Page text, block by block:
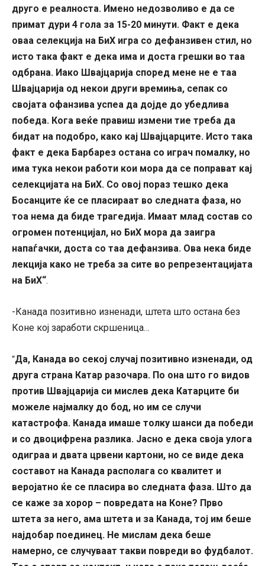
друго е реалноста. Имено недозволиво е да се
примат дури 4 гола за 15-20 минути. Факт е дека
оваа селекција на БиХ игра со дефанзивен стил, но
исто така факт е дека има и доста грешки во таа
одбрана. Иако Швајцарија според мене не е таа
Швајцарија од некои други времиња, сепак со
својата офанзива успеа да дојде до убедлива
победа. Кога веќе правиш измени тие треба да
бидат на подобро, како кај Швајцарците. Исто така
факт е дека Барбарез остана со играч помалку, но
има тука некои работи кои мора да се поправат кај
селекцијата на БиХ. Со овој пораз тешко дека
Босанците ќе се пласираат во следната фаза, но
тоа нема да биде трагедија. Имаат млад состав со
огромен потенцијал, но БиХ мора да заигра
напаѓачки, доста со таа дефанзива. Ова нека биде
лекција како не треба за сите во репрезентацијата
на БиХ“.
-Канада позитивно изненади, штета што остана без
Коне кој заработи скршеница…
“Да, Канада во секој случај позитивно изненади, од
друга страна Катар разочара. По она што го видов
против Швајцарија си мислев дека Катарците би
можеле најмалку до бод, но им се случи
катастрофа. Канада имаше толку шанси да победи
и со двоцифрена разлика. Јасно е дека своја улога
одиграа и двата црвени картони, но се виде дека
составот на Канада располага со квалитет и
веројатно ќе се пласира во следната фаза. Што да
се каже за хорор – повредата на Коне? Прво
штета за него, ама штета и за Канада, тој им беше
најдобар поединец. Не мислам дека беше
намерно, се случуваат такви повреди во фудбалот.